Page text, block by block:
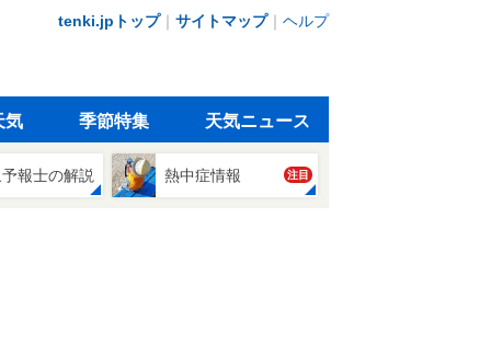
tenki.jpトップ｜ サイトマップ｜ ヘルプ
気 季節特集 天気ニュース
報士の解説 熱中症情報 注目